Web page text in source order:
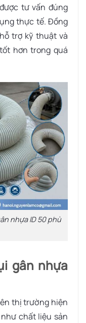
tư vấn đúng
thực tế. Đồng
trợ kỹ thuật và
hơn trong quá
nhựa ID 50 phù
gân nhựa
thị trường hiện
chất liệu sản